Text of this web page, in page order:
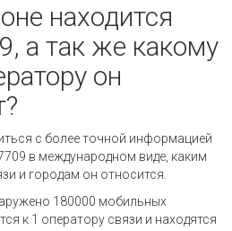
находится
а так же какому
он
с более точной информацией
в международном виде, каким
и городам он относится.
180000 мобильных
к 1 оператору связи и находятся